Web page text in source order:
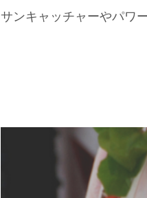
サンキャッチャーやパワ